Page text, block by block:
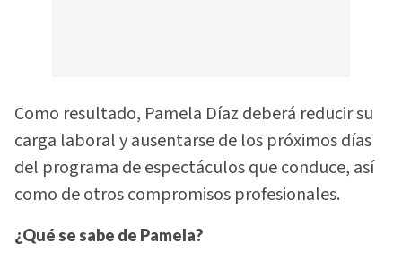
Como resultado, Pamela Díaz deberá reducir su
carga laboral y ausentarse de los próximos días
del programa de espectáculos que conduce, así
como de otros compromisos profesionales.
¿Qué se sabe de Pamela?